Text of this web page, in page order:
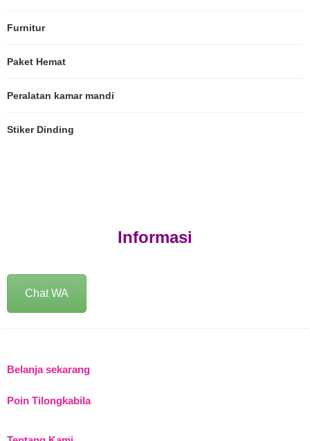
Furnitur
Paket Hemat
Peralatan kamar mandi
Stiker Dinding
Informasi
Chat WA
Belanja sekarang
Poin Tilongkabila